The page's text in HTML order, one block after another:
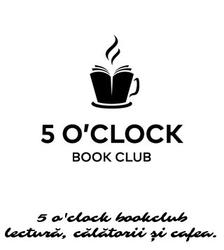
5 o'clock bookclub
lectură, călătorii și cafea.
5 o'clock bookclub
lectură, călătorii și cafea.